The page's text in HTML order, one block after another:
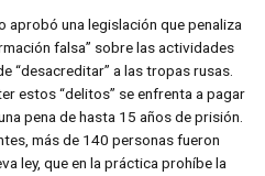
aprobó una legislación que penaliza
falsa” sobre las actividades
“desacreditar” a las tropas rusas.
estos “delitos” se enfrenta a pagar
pena de hasta 15 años de prisión.
más de 140 personas fueron
ley, que en la práctica prohíbe la